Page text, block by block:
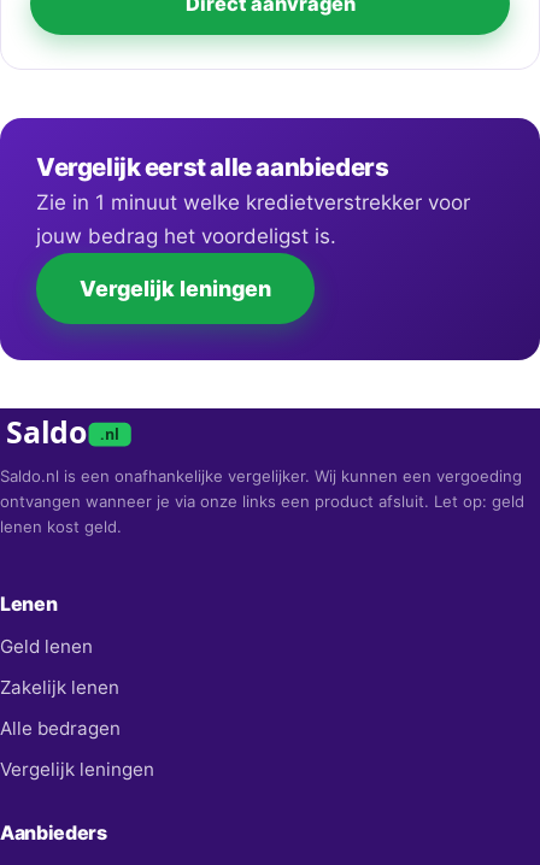
Vergelijk eerst alle aanbieders
Zie in 1 minuut welke kredietverstrekker voor
jouw bedrag het voordeligst is.
Vergelijk leningen
Saldo .nl
Saldo.nl is een onafhankelijke vergelijker. Wij kunnen een vergoeding
ontvangen wanneer je via onze links een product afsluit. Let op: geld
lenen kost geld.
Lenen
Geld lenen
Zakelijk lenen
Alle bedragen
Vergelijk leningen
Aanbieders